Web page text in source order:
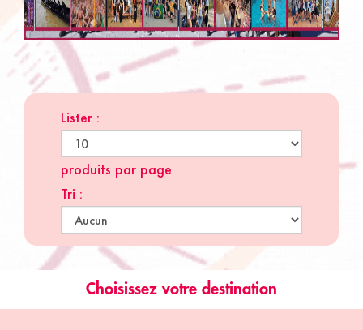
Lister :
produits par page
Tri :
Choisissez votre destination